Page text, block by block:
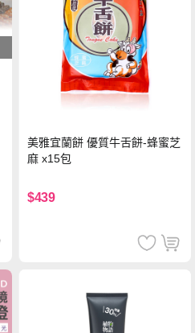
美雅宜蘭餅 優質牛舌餅-蜂蜜芝
麻 x15包
$439